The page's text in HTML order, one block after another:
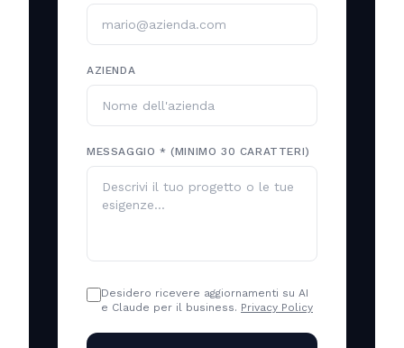
AZIENDA
MESSAGGIO * (MINIMO 30 CARATTERI)
Desidero ricevere aggiornamenti su AI
e Claude per il business. Privacy Policy